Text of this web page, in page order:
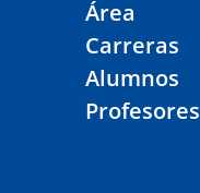
Área
Carreras
Alumnos
Profesores